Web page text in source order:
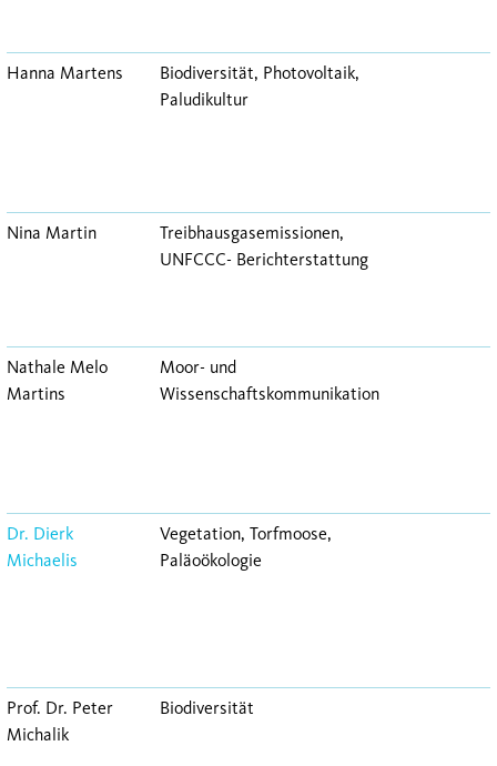
Hanna Martens
Biodiversität, Photovoltaik,
Paludikultur
Nina Martin
Treibhausgasemissionen,
UNFCCC- Berichterstattung
Nathale Melo
Martins
Moor- und
Wissenschaftskommunikation
Dr. Dierk
Michaelis
Vegetation, Torfmoose,
Paläoökologie
Prof. Dr. Peter
Michalik
Biodiversität